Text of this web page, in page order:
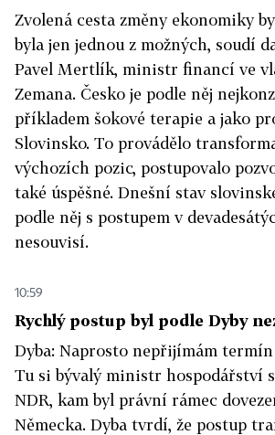
Zvolená cesta změny ekonomiky
byla jen jednou z možných, soudí
Pavel Mertlík, ministr financí ve
Zemana. Česko je podle něj
příkladem šokové terapie a jako
Slovinsko. To provádělo
výchozích pozic, postupovalo
také úspěšné. Dnešní stav
podle něj s postupem v
nesouvisí.
10:59
Rychlý postup byl podle Dyby
Dyba: Naprosto nepřijímám
Tu si bývalý ministr hospodářství
NDR, kam byl právní rámec
Německa. Dyba tvrdí, že postup